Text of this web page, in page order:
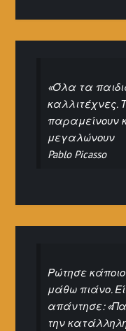
«Όλα τα
καλλιτέχνες.
παραμείνουν
μεγαλώνουν
Pablo Picasso
Ρώτησε
μάθω πιάνο.
απάντησε:
την